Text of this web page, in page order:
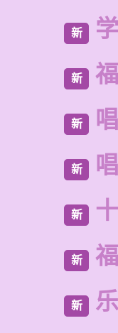
新
新
新
新
新
新
新